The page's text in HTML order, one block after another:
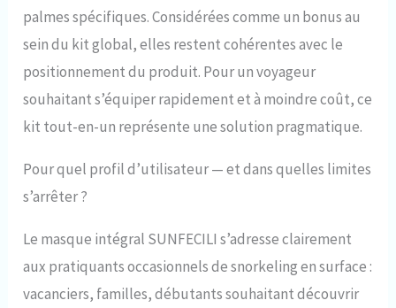
palmes spécifiques. Considérées comme un bonus au
sein du kit global, elles restent cohérentes avec le
positionnement du produit. Pour un voyageur
souhaitant s’équiper rapidement et à moindre coût, ce
kit tout-en-un représente une solution pragmatique.
Pour quel profil d’utilisateur — et dans quelles limites
s’arrêter ?
Le masque intégral SUNFECILI s’adresse clairement
aux pratiquants occasionnels de snorkeling en surface :
vacanciers, familles, débutants souhaitant découvrir